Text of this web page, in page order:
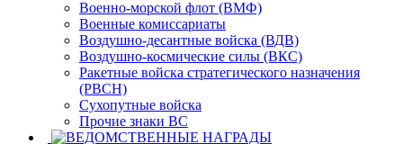
Военно-морской флот (ВМФ)
Военные комиссариаты
Воздушно-десантные войска (ВДВ)
Воздушно-космические силы (ВКС)
Ракетные войска стратегического назначения
(РВСН)
Сухопутные войска
Прочие знаки ВС